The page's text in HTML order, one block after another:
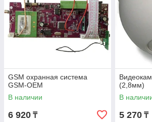
GSM охранная система
GSM-OEM
В наличии
6 920 ₸
(2,8мм)
В
5 270 ₸